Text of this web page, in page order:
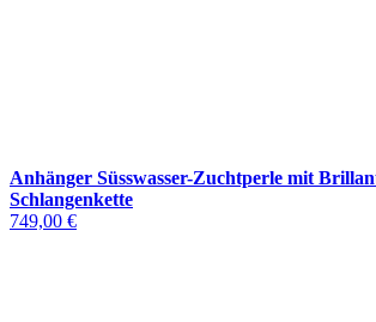
Anhänger Süsswasser-Zuchtperle mit
Schlangenkette
749,00 €